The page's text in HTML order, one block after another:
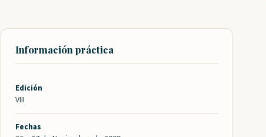
Información práctica
Edición
VIII
Fechas